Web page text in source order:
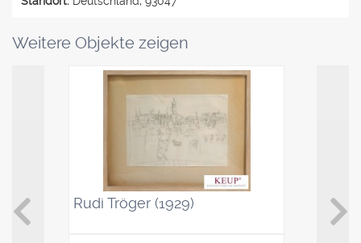
Weitere Objekte zeigen
Rudi Tröger (1929)